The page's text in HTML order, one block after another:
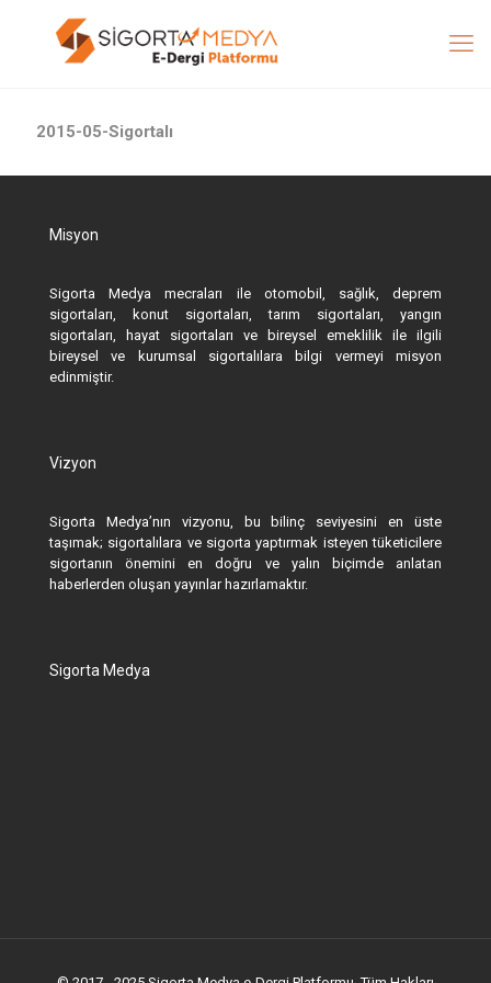
2015-05-Sigortalı
Misyon
Sigorta Medya mecraları ile otomobil, sağlık, deprem
sigortaları, konut sigortaları, tarım sigortaları, yangın
sigortaları, hayat sigortaları ve bireysel emeklilik ile ilgili
bireysel ve kurumsal sigortalılara bilgi vermeyi misyon
edinmiştir.
Vizyon
Sigorta Medya’nın vizyonu, bu bilinç seviyesini en üste
taşımak; sigortalılara ve sigorta yaptırmak isteyen tüketicilere
sigortanın önemini en doğru ve yalın biçimde anlatan
haberlerden oluşan yayınlar hazırlamaktır.
Sigorta Medya